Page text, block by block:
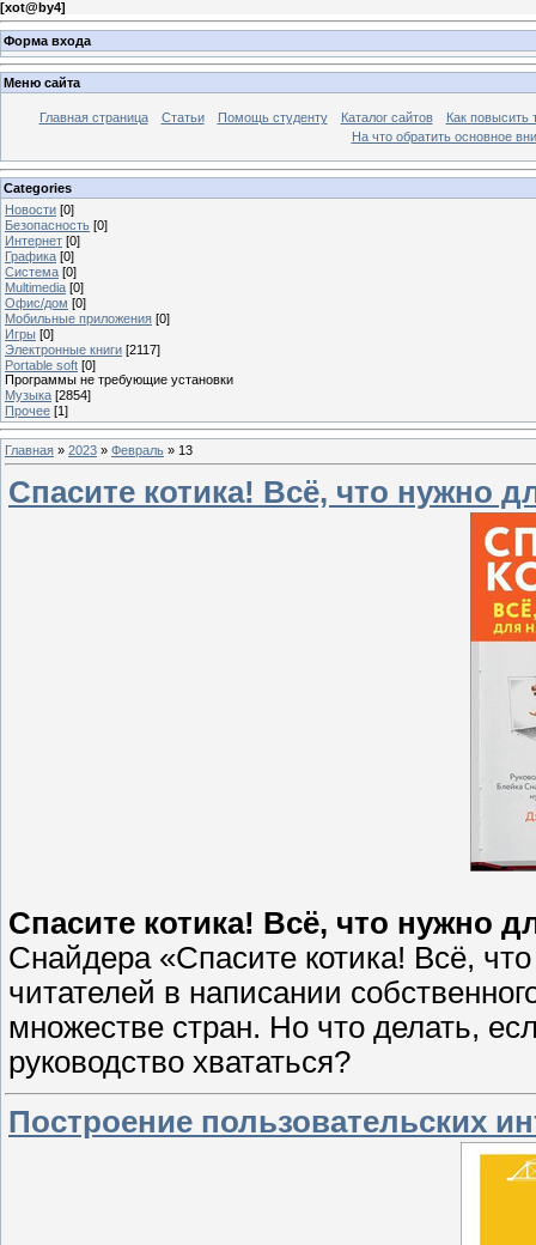
[xot@by4]
Форма входа
Меню сайта
Главная страница Статьи Помощь студенту Каталог сайтов
Как повысить
На что обратить основное
Categories
Новости [0]
Безопасность [0]
Интернет [0]
Графика [0]
Система [0]
Multimedia [0]
Офис/дом [0]
Мобильные приложения [0]
Игры [0]
Электронные книги [2117]
Portable soft [0]
Программы не требующие установки
Музыка [2854]
Прочее [1]
Главная » 2023 » Февраль » 13
Спасите котика! Всё, что нужно
Спасите котика! Всё, что нужно
Снайдера «Спасите котика! Всё,
читателей в написании
множестве стран. Но что делать,
руководство хвататься?
Построение пользовательских